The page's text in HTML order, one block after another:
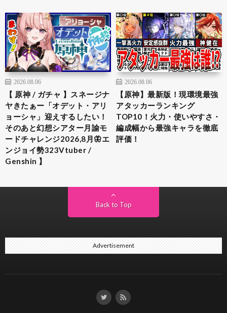
2026.08.06
【 原神 / ガチャ 】スネージナ
ヤきたぁー「オデット・アリ
ョーシャ」迎えするしたい！
そのあと幻想シアター月諭モ
ードチャレンジ2026,8月🦋エ
ンジョイ勢323Vtuber /
Genshin 】
2026.08.06
【原神】最新版！現環境最強
アタッカーランキング
TOP10！火力・使いやすさ・
編成幅から最強キャラを徹底
評価！
Back to Top
Advertisement